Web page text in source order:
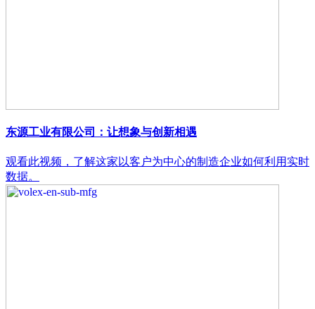
东源工业有限公司：让想象与创新相遇
观看此视频，了解这家以客户为中心的制造企业如何利用实时
数据。